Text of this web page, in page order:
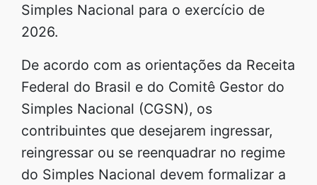
Simples Nacional para o exercício de
2026.
De acordo com as orientações da Receita
Federal do Brasil e do Comitê Gestor do
Simples Nacional (CGSN), os
contribuintes que desejarem ingressar,
reingressar ou se reenquadrar no regime
do Simples Nacional devem formalizar a